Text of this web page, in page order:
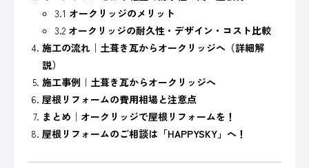
3.1 オークリッジのメリット
3.2 オークリッジの耐久性・デザイン・コスト比較
施工の流れ｜土葺き瓦からオークリッジへ（詳細解
説）
施工事例｜土葺き瓦からオークリッジへ
屋根リフォームの費用相場と注意点
まとめ｜オークリッジで屋根リフォームを！
屋根リフォームのご相談は「HAPPYSKY」へ！